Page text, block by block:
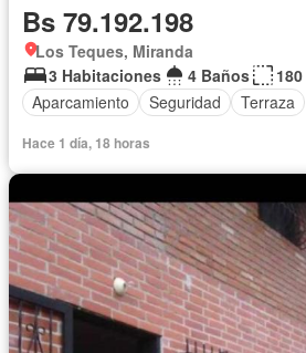
Bs 79.192.198
Los Teques, Miranda
3 Habitaciones
4 Baños
180
Aparcamiento
Seguridad Terraza
Hace 1 día, 18 horas